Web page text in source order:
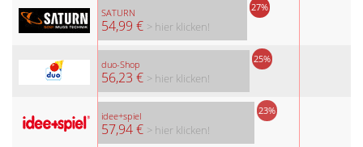
SATURN
54,99 €
27%
> hier klicken!
duo-Shop
56,23 €
25%
> hier klicken!
idee+spiel
57,94 €
23%
> hier klicken!